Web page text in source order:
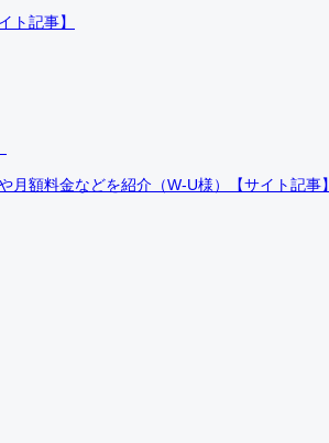
ト記事】
額料金などを紹介（W-U様）【サイト記事】